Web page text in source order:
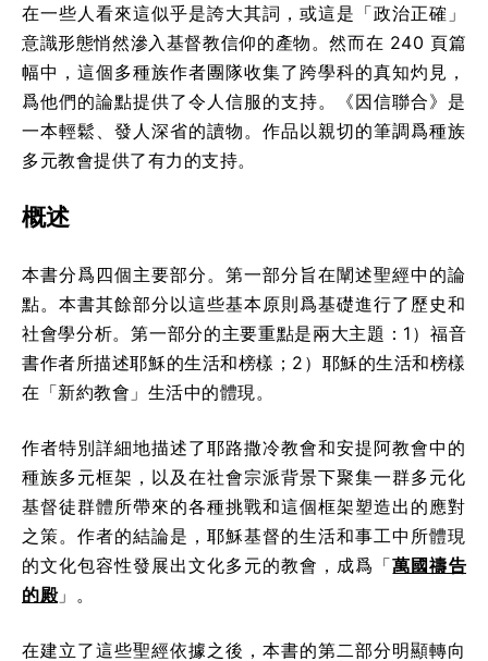
在一些人看來這似乎是誇大其詞，或這是「政治正確」
意識形態悄然滲入基督教信仰的產物。然而在 240 頁篇
幅中，這個多種族作者團隊收集了跨學科的真知灼見，
爲他們的論點提供了令人信服的支持。《因信聯合》是
一本輕鬆、發人深省的讀物。作品以親切的筆調爲種族
多元教會提供了有力的支持。
概述
本書分爲四個主要部分。第一部分旨在闡述聖經中的論
點。本書其餘部分以這些基本原則爲基礎進行了歷史和
社會學分析。第一部分的主要重點是兩大主題：1）福音
書作者所描述耶穌的生活和榜樣；2）耶穌的生活和榜樣
在「新約教會」生活中的體現。
作者特別詳細地描述了耶路撒冷教會和安提阿教會中的
種族多元框架，以及在社會宗派背景下聚集一群多元化
基督徒群體所帶來的各種挑戰和這個框架塑造出的應對
之策。作者的結論是，耶穌基督的生活和事工中所體現
的文化包容性發展出文化多元的教會，成爲「萬國禱告
的殿」。
在建立了這些聖經依據之後，本書的第二部分明顯轉向